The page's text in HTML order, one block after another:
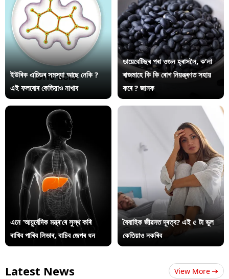
ইউৰিক এচিডৰ সমস্যা আছে নেকি ?
এই ফলবোৰ কেতিয়াও নাখাব
ডায়েবেটিছৰ পৰা ওজন হ্ৰাসলৈ, ক’লা
ৰাজমাহে কি কি ৰোগ নিয়ন্ত্ৰণত সহায়
কৰে ? জানক
এনে ‘আয়ুৰ্বেদিক মন্ত্ৰ’ৰে সুস্থ কৰি
ৰাখিব পাৰিব লিভাৰ, বাচিব জেপৰ ধন
বৈবাহিক জীৱনত দূৰত্ব? এই ৫ টা ভুল
কেতিয়াও নকৰিব
Latest News View More